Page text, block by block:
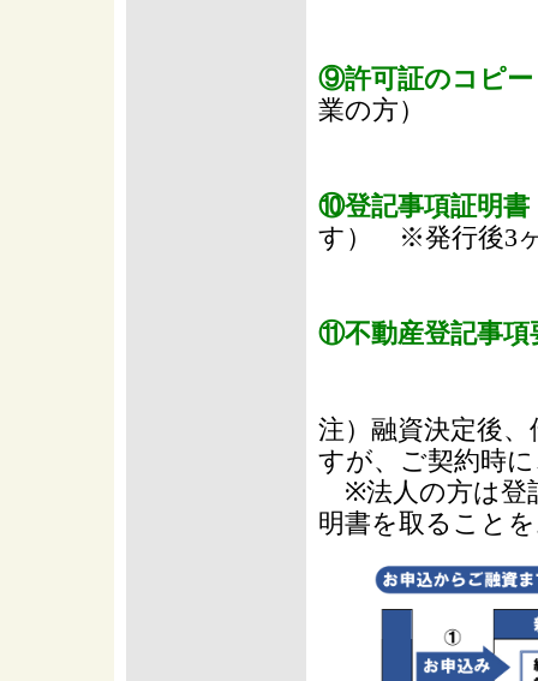
⑨許可証のコピ
業の方）
⑩登記事項証明書
す） ※発行後3
⑪不動産登記事項
注）融資決定後
すが、ご契約時
※法人の方は登
明書を取ること